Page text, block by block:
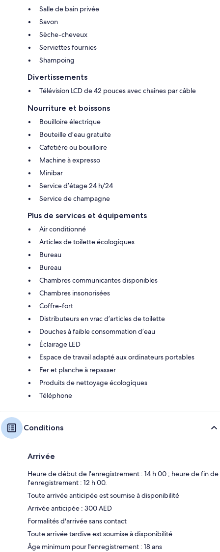
Salle de bain privée
Savon
Sèche-cheveux
Serviettes fournies
Shampoing
Divertissements
Télévision LCD de 42 pouces avec chaînes par câble
Nourriture et boissons
Bouilloire électrique
Bouteille d’eau gratuite
Cafetière ou bouilloire
Machine à expresso
Minibar
Service d’étage 24 h/24
Service de champagne
Plus de services et équipements
Air conditionné
Articles de toilette écologiques
Bureau
Bureau
Chambres communicantes disponibles
Chambres insonorisées
Coffre-fort
Distributeurs en vrac d’articles de toilette
Douches à faible consommation d’eau
Éclairage LED
Espace de travail adapté aux ordinateurs portables
Fer et planche à repasser
Produits de nettoyage écologiques
Téléphone
Conditions
Arrivée
Heure de début de l'enregistrement : 14 h 00 ; heure de fin de
l'enregistrement : 12 h 00.
Toute arrivée anticipée est soumise à disponibilité
Arrivée anticipée : 300 AED
Formalités d'arrivée sans contact
Toute arrivée tardive est soumise à disponibilité
Âge minimum pour l'enregistrement : 18 ans